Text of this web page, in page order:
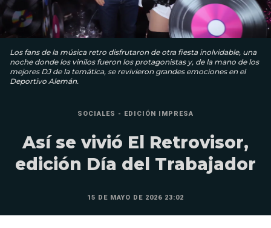
Los fans de la música retro disfrutaron de otra fiesta inolvidable, una
noche donde los vinilos fueron los protagonistas y, de la mano de los
mejores DJ de la temática, se revivieron grandes emociones en el
Deportivo Alemán.
SOCIALES - EDICIÓN IMPRESA
Así se vivió El Retrovisor,
edición Día del Trabajador
15 DE MAYO DE 2026 23:02